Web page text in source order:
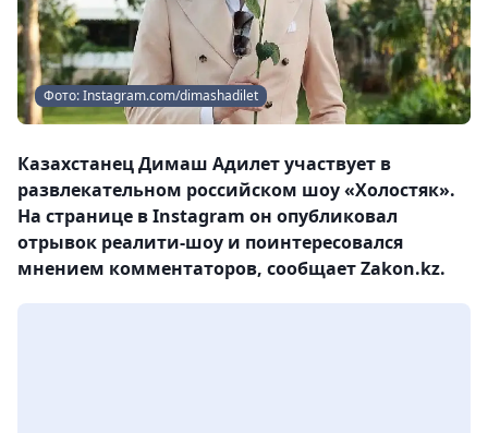
Фото: Instagram.com/dimashadilet
Казахстанец Димаш Адилет участвует в
развлекательном российском шоу «Холостяк».
На странице в Instagram он опубликовал
отрывок реалити-шоу и поинтересовался
мнением комментаторов, сообщает Zakon.kz.